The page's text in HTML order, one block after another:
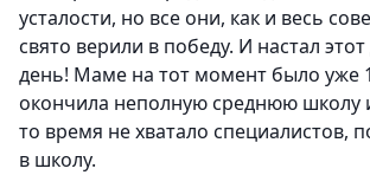
усталости, но все они, как и весь
свято верили в победу. И настал
день! Маме на тот момент было уже
окончила неполную среднюю школу
то время не хватало специалистов,
в школу.